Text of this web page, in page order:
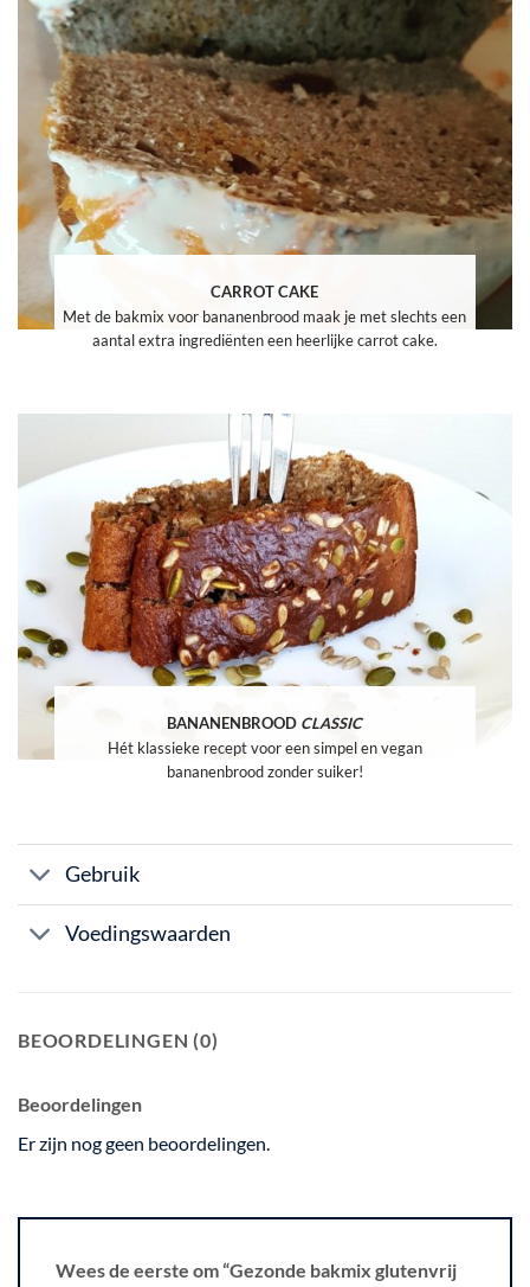
CARROT CAKE
Met de bakmix voor bananenbrood maak je met slechts een
aantal extra ingrediënten een heerlijke carrot cake.
BANANENBROOD CLASSIC
Hét klassieke recept voor een simpel en vegan
bananenbrood zonder suiker!
Gebruik
Voedingswaarden
BEOORDELINGEN (0)
Beoordelingen
Er zijn nog geen beoordelingen.
Wees de eerste om “Gezonde bakmix glutenvrij